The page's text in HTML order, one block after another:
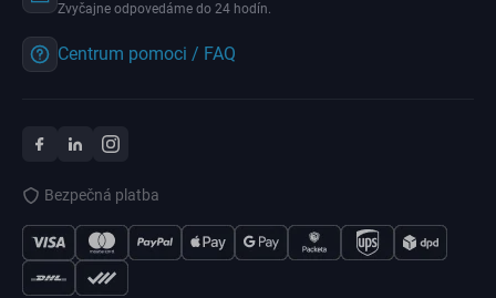
Zvyčajne odpovedáme do 24 hodín.
Centrum pomoci / FAQ
Bezpečná platba